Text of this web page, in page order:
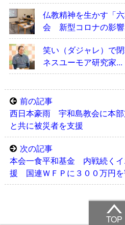
仏教精神を生かす「
会 新型コロナの影響
笑い（ダジャレ）で
ネスユーモア研究家...
前の記事
西日本豪雨 宇和島教会に本
と共に被災者を支援
次の記事
本会一食平和基金 内戦続く
援 国連ＷＦＰに３００万円
TOP